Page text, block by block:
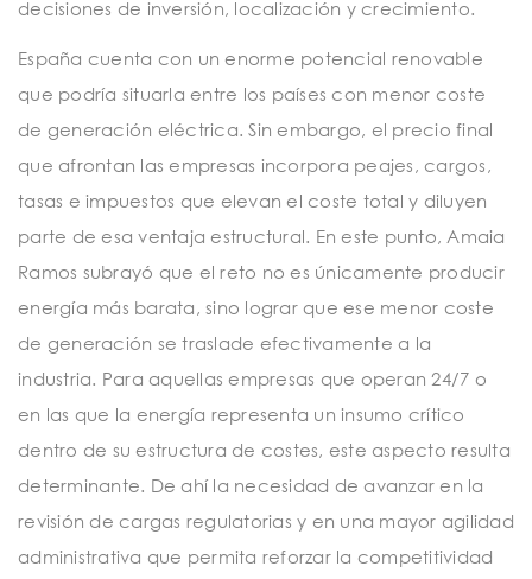
decisiones de inversión, localización y crecimiento.
España cuenta con un enorme potencial renovable
que podría situarla entre los países con menor coste
de generación eléctrica. Sin embargo, el precio final
que afrontan las empresas incorpora peajes, cargos,
tasas e impuestos que elevan el coste total y diluyen
parte de esa ventaja estructural. En este punto, Amaia
Ramos subrayó que el reto no es únicamente producir
energía más barata, sino lograr que ese menor coste
de generación se traslade efectivamente a la
industria. Para aquellas empresas que operan 24/7 o
en las que la energía representa un insumo crítico
dentro de su estructura de costes, este aspecto resulta
determinante. De ahí la necesidad de avanzar en la
revisión de cargas regulatorias y en una mayor agilidad
administrativa que permita reforzar la competitividad